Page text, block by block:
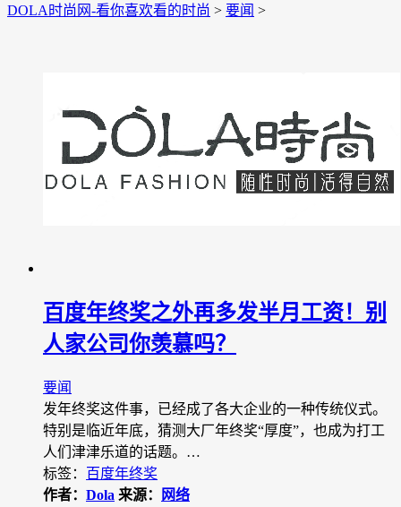
DOLA时尚网-看你喜欢看的时尚 > 要闻 >
百度年终奖之外再多发半月工资！别
人家公司你羡慕吗？
要闻
发年终奖这件事，已经成了各大企业的一种传统仪式。
特别是临近年底，猜测大厂年终奖“厚度”，也成为打工
人们津津乐道的话题。…
标签： 百度年终奖
作者： Dola 来源：
网络